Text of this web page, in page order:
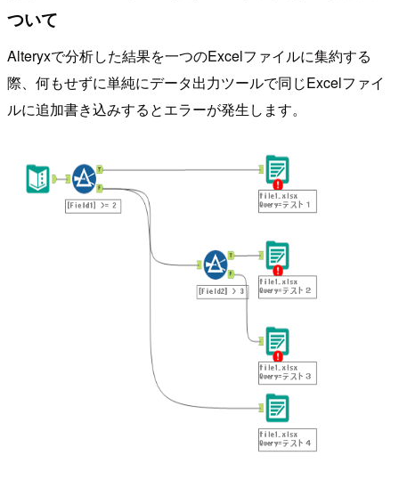
ついて
Alteryxで分析した結果を一つのExcelファイルに集約する
際、何もせずに単純にデータ出力ツールで同じExcelファイ
ルに追加書き込みするとエラーが発生します。